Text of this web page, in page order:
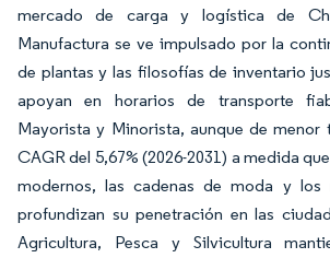
mercado de carga y logística de
Manufactura se ve impulsado por la
de plantas y las filosofías de inventario
apoyan en horarios de transporte
Mayorista y Minorista, aunque de menor
CAGR del 5,67% (2026-2031) a medida
modernos, las cadenas de moda y los
profundizan su penetración en las
Agricultura, Pesca y Silvicultura